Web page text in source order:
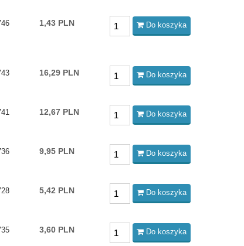
1,43 PLN Do koszyka
16,29 PLN Do koszyka
12,67 PLN Do koszyka
9,95 PLN Do koszyka
5,42 PLN Do koszyka
3,60 PLN Do koszyka